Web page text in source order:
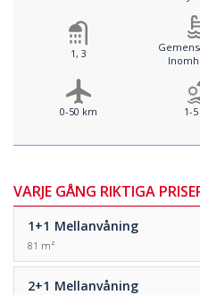
1, 3
0-50 km 1-
VARJE GÅNG RIKTIGA
1+1 Mellanvåning
81 m²
2+1 Mellanvåning